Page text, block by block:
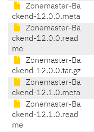
Zonemaster-Ba
ckend-12.0.0.meta
Zonemaster-Ba
ckend-12.0.0.read
me
Zonemaster-Ba
ckend-12.0.0.tar.gz
Zonemaster-Ba
ckend-12.1.0.meta
Zonemaster-Ba
ckend-12.1.0.read
me